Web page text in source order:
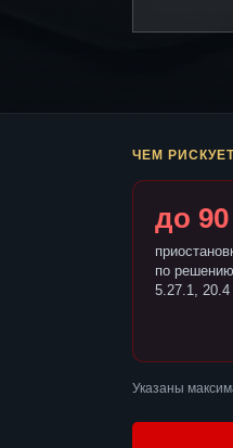
ЧЕМ
до 90
по
5.27.1,
Указаны